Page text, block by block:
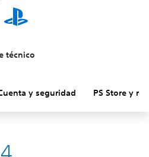
técnico
y seguridad PS Store y